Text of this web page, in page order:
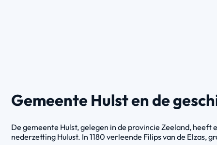
Gemeente Hulst en de
De gemeente Hulst, gelegen in de provincie Zeeland,
nederzetting Hulust. In 1180 verleende Filips van de Elzas,